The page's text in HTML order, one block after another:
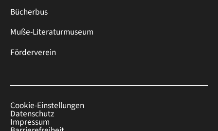
Bücherbus
Muße-Literaturmuseum
Förderverein
Cookie-Einstellungen
Datenschutz
Impressum